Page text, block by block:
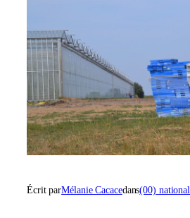
Écrit parMélanie Cacacedans(00) national